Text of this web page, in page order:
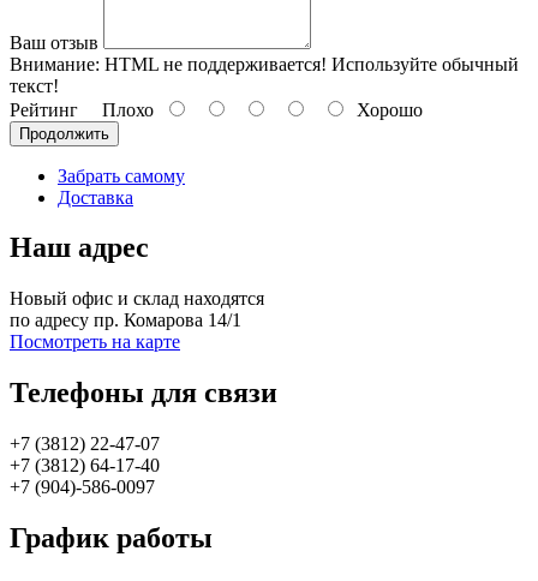
Ваш отзыв
Внимание: HTML не поддерживается! Используйте обычный
текст!
Рейтинг Плохо Хорошо
Продолжить
Забрать самому
Доставка
Наш адрес
Новый офис и склад находятся
по адресу пр. Комарова 14/1
Посмотреть на карте
Телефоны для связи
+7 (3812) 22-47-07
+7 (3812) 64-17-40
+7 (904)-586-0097
График работы